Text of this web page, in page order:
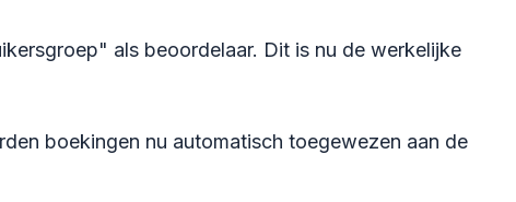
als beoordelaar. Dit is nu de werkelijke
boekingen nu automatisch toegewezen aan de